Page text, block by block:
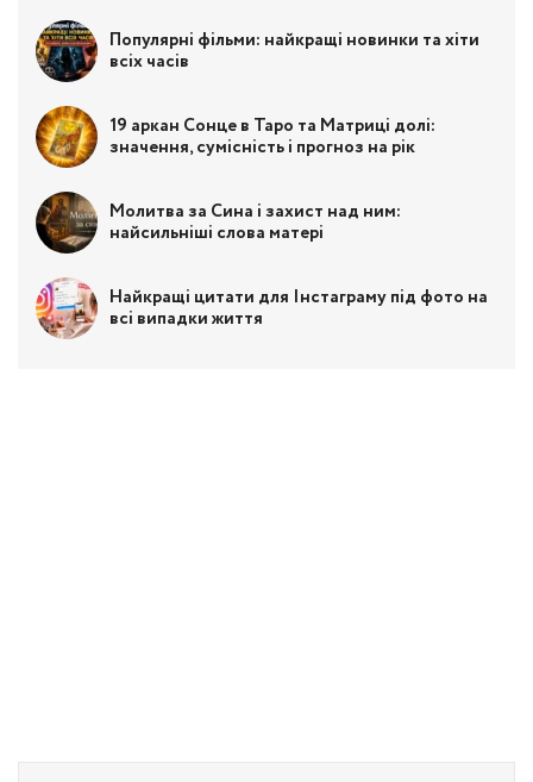
Популярні фільми: найкращі новинки та хіти
всіх часів
19 аркан Сонце в Таро та Матриці долі:
значення, сумісність і прогноз на рік
Молитва за Сина і захист над ним:
найсильніші слова матері
Найкращі цитати для Інстаграму під фото на
всі випадки життя